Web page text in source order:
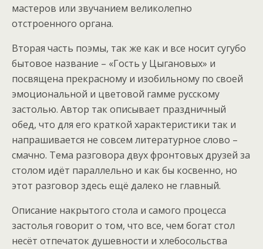
мастеров или звучанием великолепно
отстроенного органа.
Вторая часть поэмы, так же как и все носит сугубо
бытовое название – «Гость у Цыгановых» и
посвящена прекрасному и изобильному по своей
эмоциональной и цветовой гамме русскому
застолью. Автор так описывает праздничный
обед, что для его краткой характеристики так и
напрашивается не совсем литературное слово –
смачно. Тема разговора двух фронтовых друзей за
столом идёт параллельно и как бы косвенно, но
этот разговор здесь ещё далеко не главный.
Описание накрытого стола и самого процесса
застолья говорит о том, что все, чем богат стол
несёт отпечаток душевности и хлебосольства